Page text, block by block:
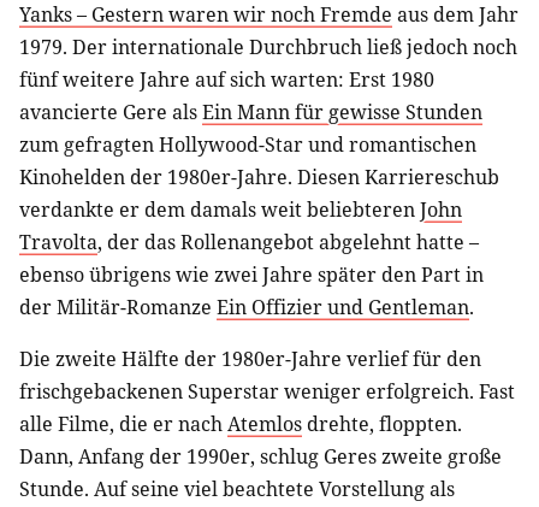
Yanks – Gestern waren wir noch Fremde aus dem Jahr
1979. Der internationale Durchbruch ließ jedoch noch
fünf weitere Jahre auf sich warten: Erst 1980
avancierte Gere alsEin Mann für gewisse Stunden
zum gefragten Hollywood-Star und romantischen
Kinohelden der 1980er-Jahre. Diesen Karriereschub
verdankte er dem damals weit beliebterenJohn
Travolta, der das Rollenangebot abgelehnt hatte –
ebenso übrigens wie zwei Jahre später den Part in
der Militär-Romanze Ein Offizier und Gentleman.
Die zweite Hälfte der 1980er-Jahre verlief für den
frischgebackenen Superstar weniger erfolgreich. Fast
alle Filme, die er nachAtemlos drehte, floppten.
Dann, Anfang der 1990er, schlug Geres zweite große
Stunde. Auf seine viel beachtete Vorstellung als